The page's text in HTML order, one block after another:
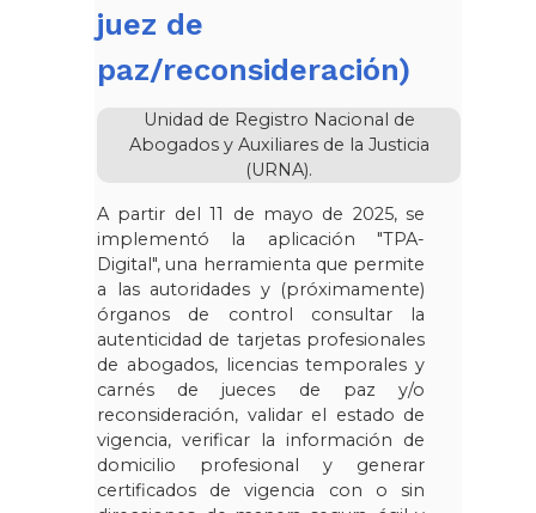
juez de
paz/reconsideración)
Unidad de Registro Nacional de
Abogados y Auxiliares de la Justicia
(URNA).
A partir del 11 de mayo de 2025, se
implementó la aplicación "TPA-
Digital", una herramienta que permite
a las autoridades y (próximamente)
órganos de control consultar la
autenticidad de tarjetas profesionales
de abogados, licencias temporales y
carnés de jueces de paz y/o
reconsideración, validar el estado de
vigencia, verificar la información de
domicilio profesional y generar
certificados de vigencia con o sin